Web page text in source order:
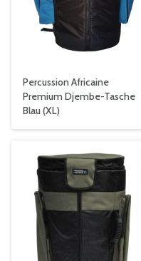
Percussion Africaine
Premium Djembe-Tasche
Blau (XL)